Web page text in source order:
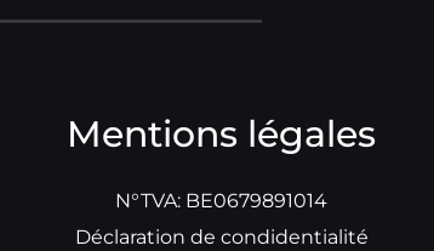
Mentions légales
N°TVA: BE0679891014
Déclaration de condidentialité